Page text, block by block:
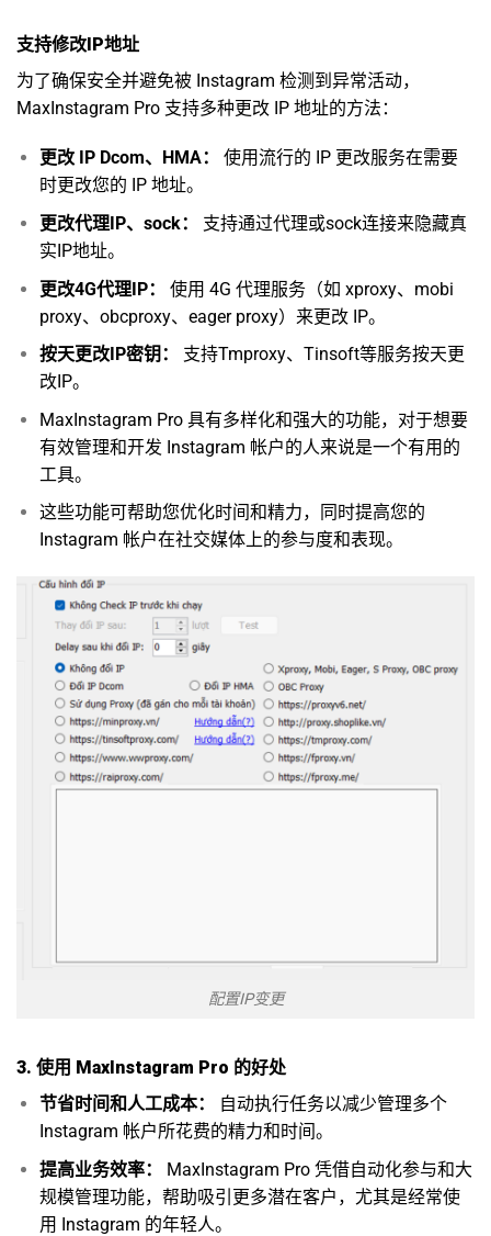
支持修改IP地址
为了确保安全并避免被 Instagram 检测到异常活动，
MaxInstagram Pro 支持多种更改 IP 地址的方法：
更改 IP Dcom、HMA：
使用流行的 IP 更改服务在需要
时更改您的 IP 地址。
更改代理IP、sock：
支持通过代理或sock连接来隐藏真
实IP地址。
更改4G代理IP：
使用 4G 代理服务（如 xproxy、mobi
proxy、obcproxy、eager proxy）来更改 IP。
按天更改IP密钥：
支持Tmproxy、Tinsoft等服务按天更
改IP。
MaxInstagram Pro 具有多样化和强大的功能，对于想要
有效管理和开发 Instagram 帐户的人来说是一个有用的
工具。
这些功能可帮助您优化时间和精力，同时提高您的
Instagram 帐户在社交媒体上的参与度和表现。
配置IP变更
3. 使用 MaxInstagram Pro 的好处
节省时间和人工成本：
自动执行任务以减少管理多个
Instagram 帐户所花费的精力和时间。
提高业务效率：
MaxInstagram Pro 凭借自动化参与和大
规模管理功能，帮助吸引更多潜在客户，尤其是经常使
用 Instagram 的年轻人。